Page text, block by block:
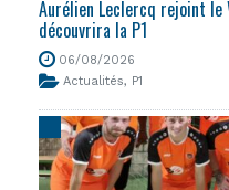
Aurélien Leclercq rejoint
découvrira la P1
06/08/2026
Actualités, P1